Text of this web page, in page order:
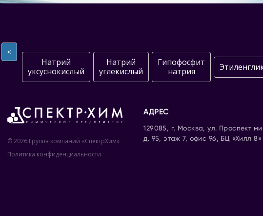
<
Натрий
уксуснокислый
Натрий
углекислый
Гипофосфит
натрия
© 2026 Группа компаний «СпектрХим»
Политика конфиденциальности
АДРЕС
129085, г. Москва, ул. Проспект
д. 95, этаж 7, офис 96, БЦ «Хилл 8»